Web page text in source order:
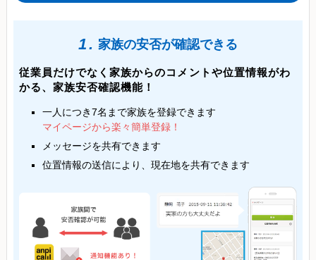
1. 家族の安否が確認できる
従業員だけでなく家族からのコメントや位置情報がわ
かる、家族安否確認機能！
一人につき7名まで家族を登録できます
マイページから楽々簡単登録！
メッセージを共有できます
位置情報の送信により、現在地を共有できます